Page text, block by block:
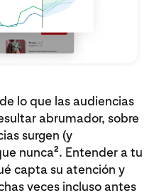
lo que las audiencias
abrumador, sobre
surgen (y
nunca2. Entender a tu
capta su atención y
veces incluso antes